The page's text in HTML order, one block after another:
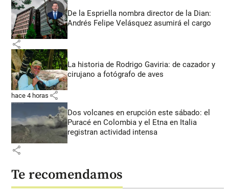
De la Espriella nombra director de la Dian:
Andrés Felipe Velásquez asumirá el cargo
share
La historia de Rodrigo Gaviria: de cazador y
cirujano a fotógrafo de aves
hace 4 horas share
Dos volcanes en erupción este sábado: el
Puracé en Colombia y el Etna en Italia
registran actividad intensa
share
Te recomendamos